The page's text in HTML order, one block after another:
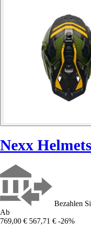
Nexx Helmets
Bezahlen
Ab
769,00 € 567,71 € -26%